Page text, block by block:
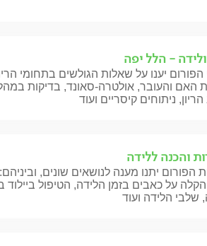
ולידה - הלל יפה
הפורום יענו על שאלות הגולשים בתחומי
האם והעובר, אולטרה-סאונד, בדיקות
ניתוחים קיסריים ועוד
והכנה ללידה
הפורום יתנו מענה לנושאים שונים,
על כאבים בזמן הלידה, הטיפול ביילוד
שלבי הלידה ועוד